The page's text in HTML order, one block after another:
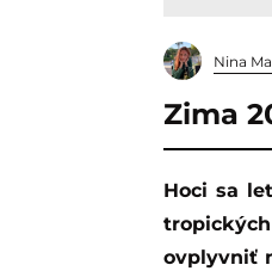
Nina
Zima
Hoci sa leto ešte len rozbieha a mnohí z nás netrpezlivo čakajú na dlhšiu sériu
ovplyvniť